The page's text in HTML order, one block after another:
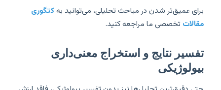
برای عمیق‌تر شدن در مباحث تحلیلی، می‌توانید بهکتگوری
مقالات تخصصی ما مراجعه کنید.
تفسیر نتایج و استخراج معنی‌داری
بیولوژیکی